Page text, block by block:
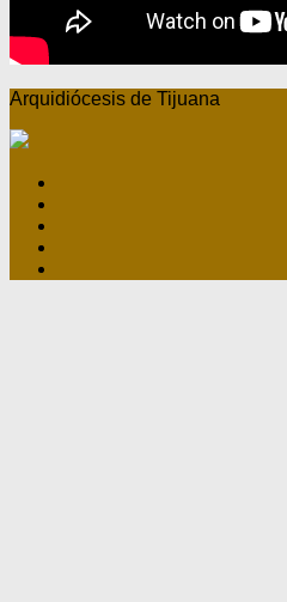
Arquidiócesis de Tijuana